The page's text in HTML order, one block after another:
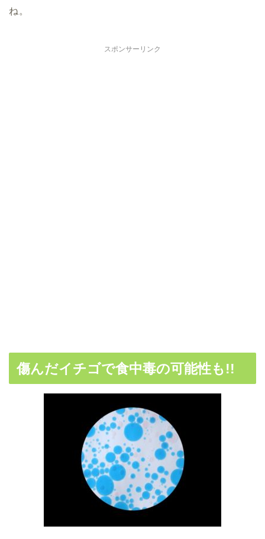
ね。
スポンサーリンク
傷んだイチゴで食中毒の可能性も!!